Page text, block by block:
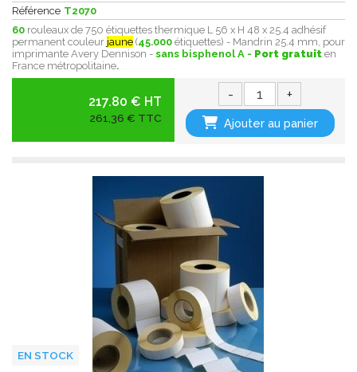
Référence T2070
60 rouleaux de 750 étiquettes thermique L 56 x H 48 x 25.4 adhésif
permanent couleur jaune (45.000 étiquettes) - Mandrin 25.4 mm, pour
imprimante Avery Dennison - sans bisphenol A - Port gratuit en
France métropolitaine.
217.80 € HT
261,36 € TTC
- +
Ajouter au panier
EN STOCK